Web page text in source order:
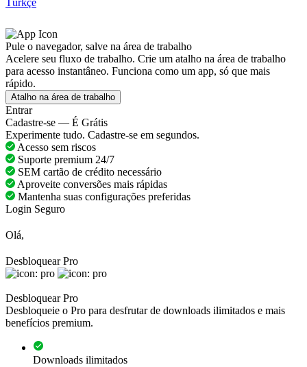
Türkçe
Pule o navegador, salve na área de trabalho
Acelere seu fluxo de trabalho. Crie um atalho na área de trabalho
para acesso instantâneo. Funciona como um app, só que mais
rápido.
Atalho na área de trabalho
Entrar
Cadastre-se — É Grátis
Experimente tudo. Cadastre-se em segundos.
Acesso sem riscos
Suporte premium 24/7
SEM cartão de crédito necessário
Aproveite conversões mais rápidas
Mantenha suas configurações preferidas
Login Seguro
Olá,
Desbloquear Pro
Desbloquear Pro
Desbloqueie o Pro para desfrutar de downloads ilimitados e mais
benefícios premium.
Downloads ilimitados